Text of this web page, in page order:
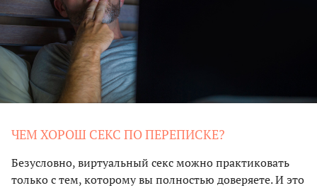
ЧЕМ ХОРОШ СЕКС ПО ПЕРЕПИСКЕ?
Безусловно, виртуальный секс можно практиковать
только с тем, которому вы полностью доверяете. И это